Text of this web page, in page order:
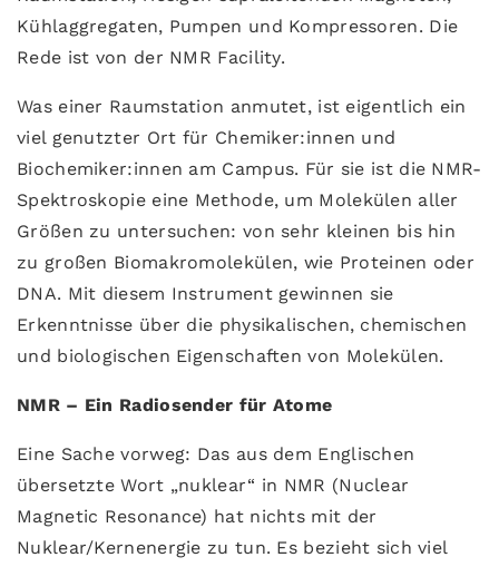
Kühlaggregaten, Pumpen und Kompressoren. Die
Rede ist von der NMR Facility.
Was einer Raumstation anmutet, ist eigentlich ein
viel genutzter Ort für Chemiker:innen und
Biochemiker:innen am Campus. Für sie ist die NMR-
Spektroskopie eine Methode, um Molekülen aller
Größen zu untersuchen: von sehr kleinen bis hin
zu großen Biomakromolekülen, wie Proteinen oder
DNA. Mit diesem Instrument gewinnen sie
Erkenntnisse über die physikalischen, chemischen
und biologischen Eigenschaften von Molekülen.
NMR – Ein Radiosender für Atome
Eine Sache vorweg: Das aus dem Englischen
übersetzte Wort „nuklear“ in NMR (Nuclear
Magnetic Resonance) hat nichts mit der
Nuklear/Kernenergie zu tun. Es bezieht sich viel